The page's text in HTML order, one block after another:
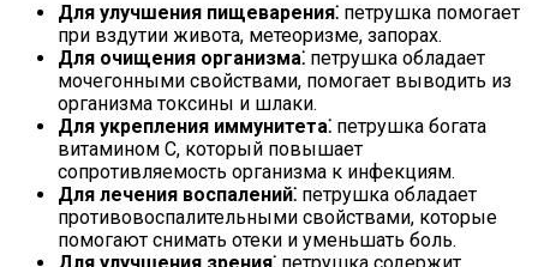
Для улучшения пищеварения⁚ петрушка помогает
при вздутии живота, метеоризме, запорах.
Для очищения организма⁚ петрушка обладает
мочегонными свойствами, помогает выводить из
организма токсины и шлаки.
Для укрепления иммунитета⁚ петрушка богата
витамином C, который повышает
сопротивляемость организма к инфекциям.
Для лечения воспалений⁚ петрушка обладает
противовоспалительными свойствами, которые
помогают снимать отеки и уменьшать боль.